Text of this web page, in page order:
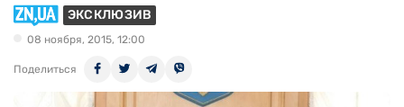
ЭКСКЛЮЗИВ
08 ноября, 2015, 12:00
Поделиться